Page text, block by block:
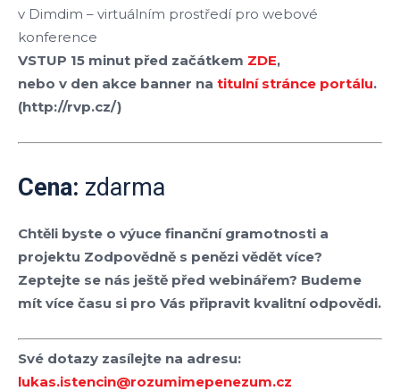
v Dimdim – virtuálním prostředí pro webové
konference
VSTUP 15 minut před začátkem ZDE,
nebo v den akce banner na titulní stránce portálu.
(http://rvp.cz/)
Cena: zdarma
Chtěli byste o výuce finanční gramotnosti a
projektu Zodpovědně s penězi vědět více?
Zeptejte se nás ještě před webinářem? Budeme
mít více času si pro Vás připravit kvalitní odpovědi.
Své dotazy zasílejte na adresu:
lukas.istencin@rozumimepenezum.cz